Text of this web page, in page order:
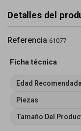
Detalles del
Referencia 61077
Ficha técnica
Edad Recomendada
Piezas
Tamaño Del